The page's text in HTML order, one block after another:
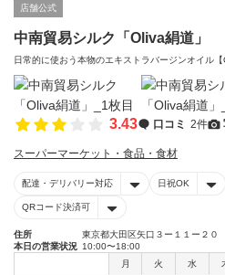
店舗公式
中南貿易シルク「Oliva絹道」
日常的に使おう本物のエキストラバージンオイル【
3.43 口コミ 2件
スーパーマーケット・食品・食材
配達・デリバリー対応 日祝OK
QRコード決済可
住所
東京都大田区矢口３ー１１ー２０
本日の営業状況 10:00〜18:00
月
火 水